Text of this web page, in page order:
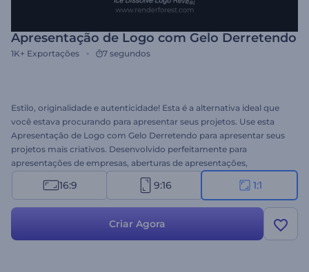
Apresentação de Logo com Gelo Derretendo
1K+ Exportações 7 segundos
Estilo, originalidade e autenticidade! Esta é a alternativa ideal que
você estava procurando para apresentar seus projetos. Use esta
Apresentação de Logo com Gelo Derretendo para apresentar seus
projetos mais criativos. Desenvolvido perfeitamente para
apresentações de empresas, aberturas de apresentações,
comerciais de TV e outros projetos de marcas. O sucesso está
garantido com esta apresentação de logo que traz uma forte
16:9 9:16 1:1
Criar Agora